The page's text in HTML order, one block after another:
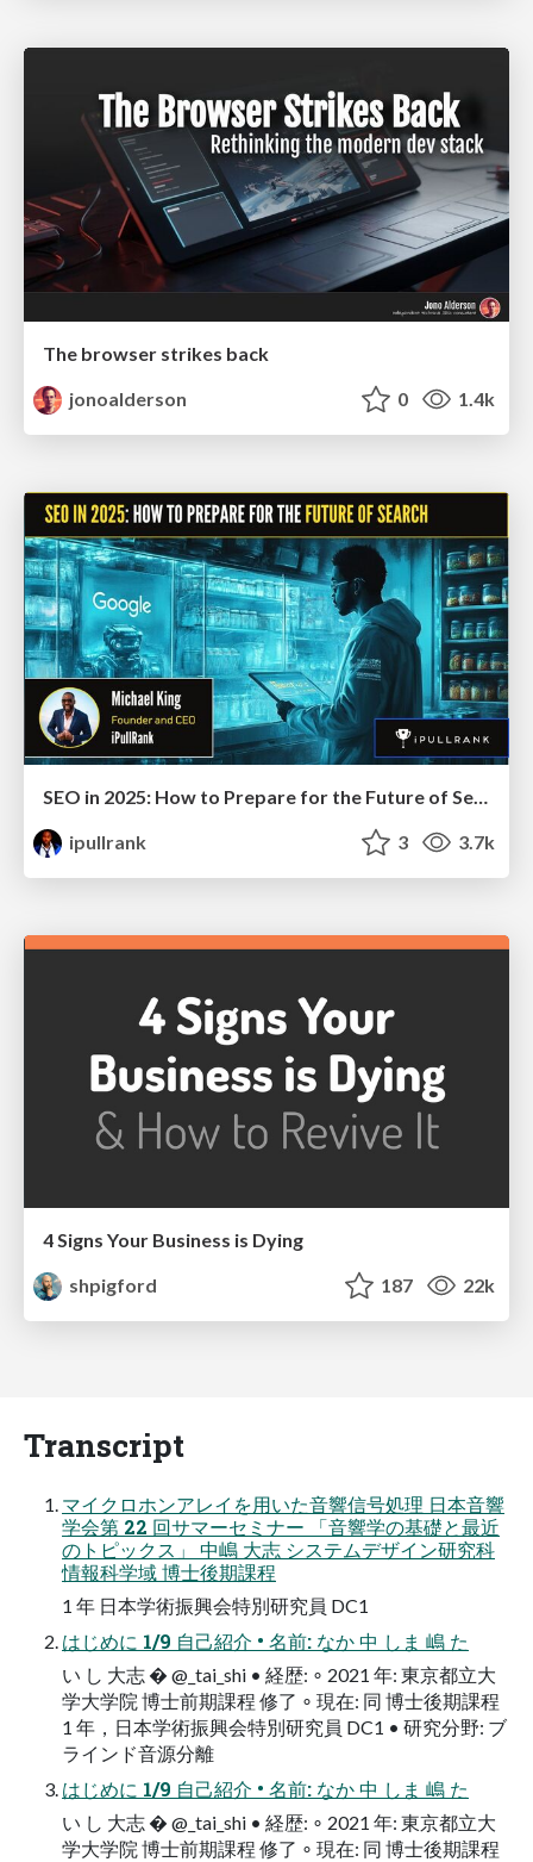
The browser strikes back
jonoalderson
0 1.4k
SEO in 2025: How to Prepare for the Future of Search
ipullrank
3 3.7k
4 Signs Your Business is Dying
shpigford
187 22k
Transcript
マイクロホンアレイを用いた音響信号処理 日本音響
学会第 22 回サマーセミナー 「音響学の基礎と最近
のトピックス」 中嶋 大志 システムデザイン研究科
情報科学域 博士後期課程
1 年 日本学術振興会特別研究員 DC1
はじめに 1/9 自己紹介 • 名前: なか 中 しま 嶋 た
い し 大志 � @_tai_shi • 経歴: ∘ 2021 年: 東京都立大
学大学院 博士前期課程 修了 ∘ 現在: 同 博士後期課程
1 年，日本学術振興会特別研究員 DC1 • 研究分野: ブ
ラインド音源分離
はじめに 1/9 自己紹介 • 名前: なか 中 しま 嶋 た
い し 大志 � @_tai_shi • 経歴: ∘ 2021 年: 東京都立大
学大学院 博士前期課程 修了 ∘ 現在: 同 博士後期課程